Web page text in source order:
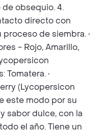
de obsequio. 4.
directo con
de siembra. •
- Rojo, Amarillo,
Tomatera. •
(Lycopersicon
este modo por su
sabor dulce, con la
el año. Tiene un